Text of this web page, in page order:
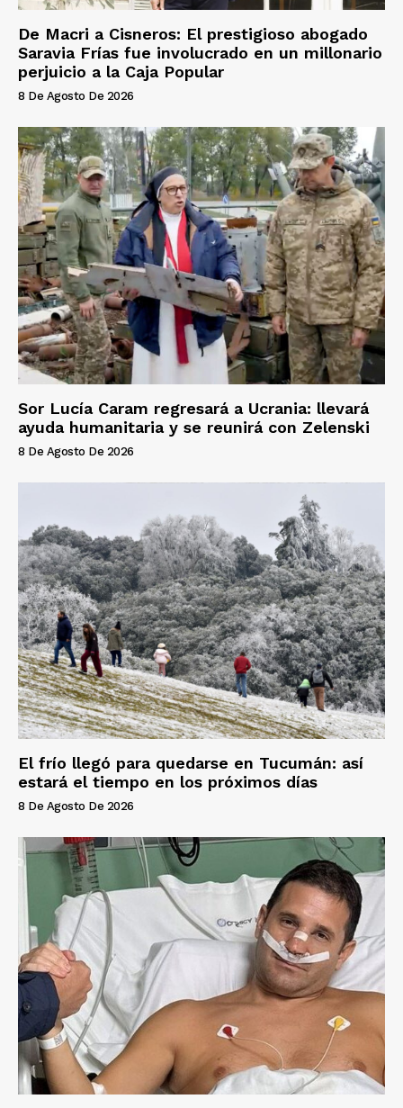
De Macri a Cisneros: El prestigioso abogado
Saravia Frías fue involucrado en un millonario
perjuicio a la Caja Popular
8 De Agosto De 2026
Sor Lucía Caram regresará a Ucrania: llevará
ayuda humanitaria y se reunirá con Zelenski
8 De Agosto De 2026
El frío llegó para quedarse en Tucumán: así
estará el tiempo en los próximos días
8 De Agosto De 2026